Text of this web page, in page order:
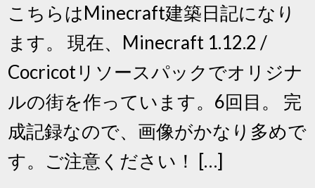
こちらはMinecraft建築日記になり
ます。 現在、Minecraft 1.12.2 /
Cocricotリソースパックでオリジナ
ルの街を作っています。6回目。 完
成記録なので、画像がかなり多めで
す。ご注意ください！ […]